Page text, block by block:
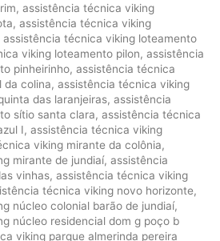
, assistência técnica viking
, assistência técnica viking
assistência técnica viking loteamento
viking loteamento pilon, assistência
pinheirinho, assistência técnica
da colina, assistência técnica viking
das laranjeiras, assistência
sítio santa clara, assistência técnica
I, assistência técnica viking
viking mirante da colônia,
mirante de jundiaí, assistência
vinhas, assistência técnica viking
técnica viking novo horizonte,
núcleo colonial barão de jundiaí,
núcleo residencial dom g poço b
viking parque almerinda pereira